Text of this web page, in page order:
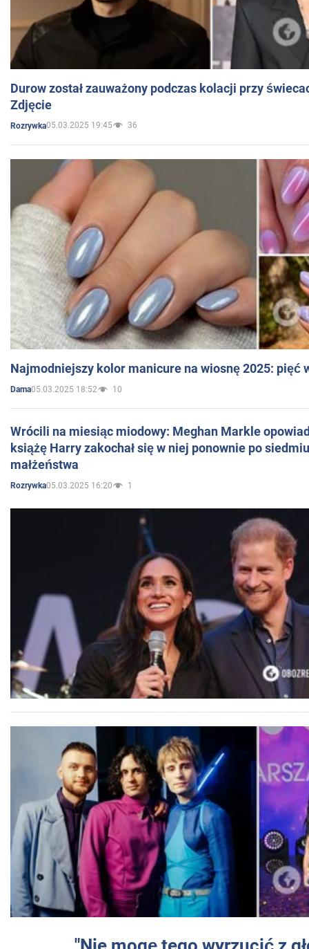
Durow został zauważony podczas kolacji przy
Zdjęcie
Rozrywka05.03.2025 19:45 36
Najmodniejszy kolor manicure na wiosnę 2025: pięć
Dama05.03.2025 18:52 10
Wrócili na miesiąc miodowy: Meghan Markle
książę Harry zakochał się w niej ponownie po
małżeństwa
Rozrywka05.03.2025 16:20 1